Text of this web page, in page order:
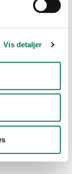
Vis detaljer